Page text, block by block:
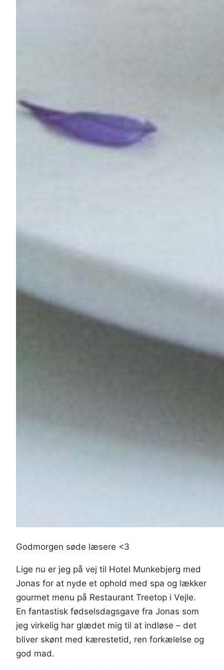
Godmorgen søde læsere <3
Lige nu er jeg på vej til Hotel Munkebjerg med
Jonas for at nyde et ophold med spa og lækker
gourmet menu på Restaurant Treetop i Vejle.
En fantastisk fødselsdagsgave fra Jonas som
jeg virkelig har glædet mig til at indløse – det
bliver skønt med kærestetid, ren forkælelse og
god mad.